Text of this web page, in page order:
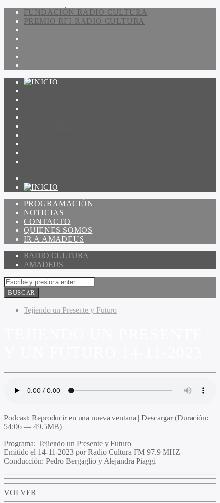
FUNDACIÓN RADIO CULTURA
PREMIO RFI-RADIO CULTURA
PROGRAMACIÓN
NOTICIAS
CONTACTO
QUIENES SOMOS
IR A AMADEUS
RADIO CULTURA
AMADEUS
Tejiendo un Presente y Futuro
Podcast: Reproducir en una nueva ventana | Descargar(Duración:
54:06 — 49.5MB)
Programa: Tejiendo un Presente y Futuro
Emitido el 14-11-2023 por Radio Cultura FM 97.9 MHZ
Conducción: Pedro Bergaglio y Alejandra Piaggi
VOLVER